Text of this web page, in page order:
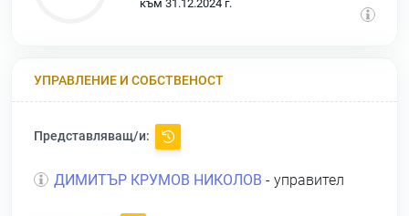
към 31.12.2024 г.
УПРАВЛЕНИЕ И СОБСТВЕНОСТ
Представляващ/и:
ДИМИТЪР КРУМОВ НИКОЛОВ - управител